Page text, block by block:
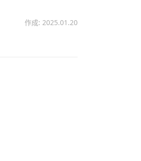
作成: 2025.01.20